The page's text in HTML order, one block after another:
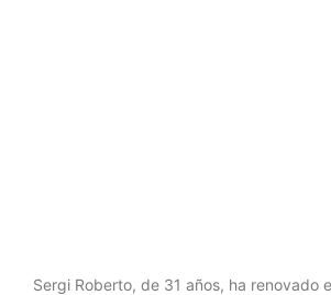
Sergi Roberto, de 31 años, ha renovado